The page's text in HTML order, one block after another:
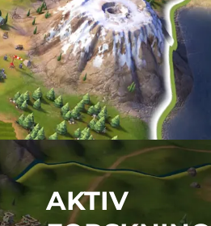
AKTIV